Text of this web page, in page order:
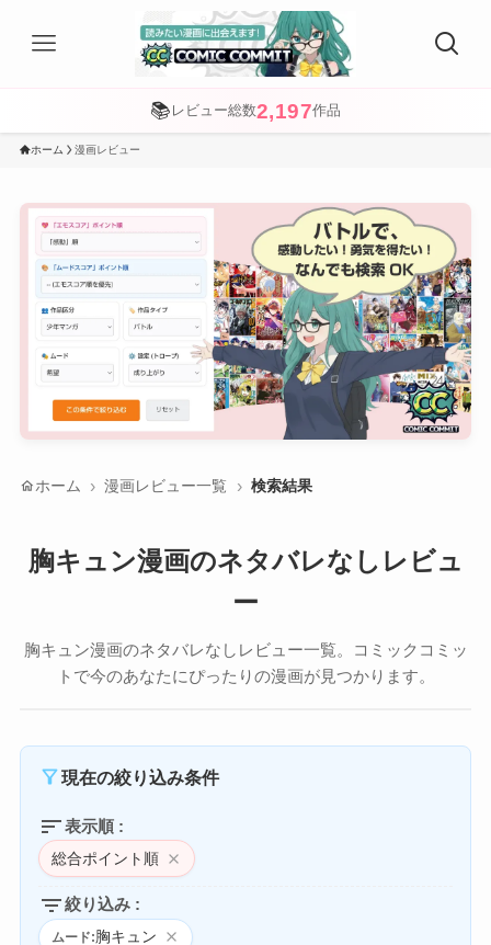
📚 レビュー総数2,197作品
ホーム 漫画レビュー
home ホーム 漫画レビュー一覧 検索結果
胸キュン漫画のネタバレなしレビュ
ー
胸キュン漫画のネタバレなしレビュー一覧。コミックコミッ
トで今のあなたにぴったりの漫画が見つかります。
filter_alt現在の絞り込み条件
sort表示順 :
総合ポイント順 close
filter_list絞り込み :
ムード:胸キュン close